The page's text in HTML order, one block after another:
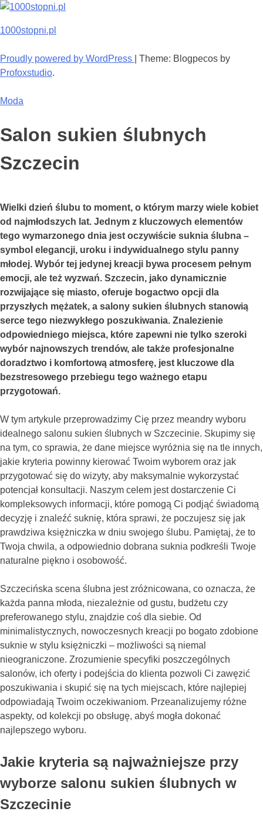
Skip
content
1000stopni.pl
Proudly powered by WordPress
Theme: Blogpecos by
Profoxstudio.
Moda
Salon sukien ślubnych
Szczecin
Wielki dzień ślubu to moment, o którym marzy wiele kobiet
od najmłodszych lat. Jednym z kluczowych elementów
tego wymarzonego dnia jest oczywiście suknia ślubna –
symbol elegancji, uroku i indywidualnego stylu panny
młodej. Wybór tej jedynej kreacji bywa procesem pełnym
emocji, ale też wyzwań. Szczecin, jako dynamicznie
rozwijające się miasto, oferuje bogactwo opcji dla
przyszłych mężatek, a salony sukien ślubnych stanowią
serce tego niezwykłego poszukiwania. Znalezienie
odpowiedniego miejsca, które zapewni nie tylko szeroki
wybór najnowszych trendów, ale także profesjonalne
doradztwo i komfortową atmosferę, jest kluczowe dla
bezstresowego przebiegu tego ważnego etapu
przygotowań.
W tym artykule przeprowadzimy Cię przez meandry wyboru
idealnego salonu sukien ślubnych w Szczecinie. Skupimy się
na tym, co sprawia, że dane miejsce wyróżnia się na tle innych,
jakie kryteria powinny kierować Twoim wyborem oraz jak
przygotować się do wizyty, aby maksymalnie wykorzystać
potencjał konsultacji. Naszym celem jest dostarczenie Ci
kompleksowych informacji, które pomogą Ci podjąć świadomą
decyzję i znaleźć suknię, która sprawi, że poczujesz się jak
prawdziwa księżniczka w dniu swojego ślubu. Pamiętaj, że to
Twoja chwila, a odpowiednio dobrana suknia podkreśli Twoje
naturalne piękno i osobowość.
Szczecińska scena ślubna jest zróżnicowana, co oznacza, że
każda panna młoda, niezależnie od gustu, budżetu czy
preferowanego stylu, znajdzie coś dla siebie. Od
minimalistycznych, nowoczesnych kreacji po bogato zdobione
suknie w stylu księżniczki – możliwości są niemal
nieograniczone. Zrozumienie specyfiki poszczególnych
salonów, ich oferty i podejścia do klienta pozwoli Ci zawęzić
poszukiwania i skupić się na tych miejscach, które najlepiej
odpowiadają Twoim oczekiwaniom. Przeanalizujemy różne
aspekty, od kolekcji po obsługę, abyś mogła dokonać
najlepszego wyboru.
Jakie kryteria są najważniejsze przy
wyborze salonu sukien ślubnych w
Szczecinie